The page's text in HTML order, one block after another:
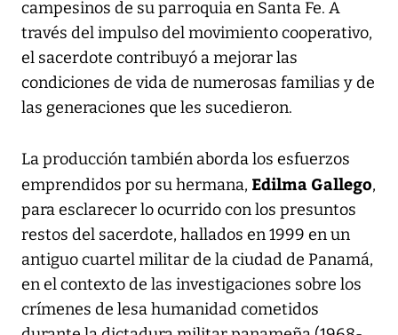
campesinos de su parroquia en Santa Fe. A
través del impulso del movimiento cooperativo,
el sacerdote contribuyó a mejorar las
condiciones de vida de numerosas familias y de
las generaciones que les sucedieron.
La producción también aborda los esfuerzos
emprendidos por su hermana, Edilma Gallego,
para esclarecer lo ocurrido con los presuntos
restos del sacerdote, hallados en 1999 en un
antiguo cuartel militar de la ciudad de Panamá,
en el contexto de las investigaciones sobre los
crímenes de lesa humanidad cometidos